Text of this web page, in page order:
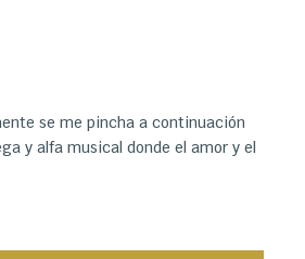
se me pincha a continuación
y alfa musical donde el amor y el